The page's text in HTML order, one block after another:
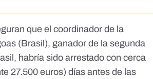
que el coordinador de la
(Brasil), ganador de la segunda
, habría sido arrestado con cerca
27.500 euros) días antes de las